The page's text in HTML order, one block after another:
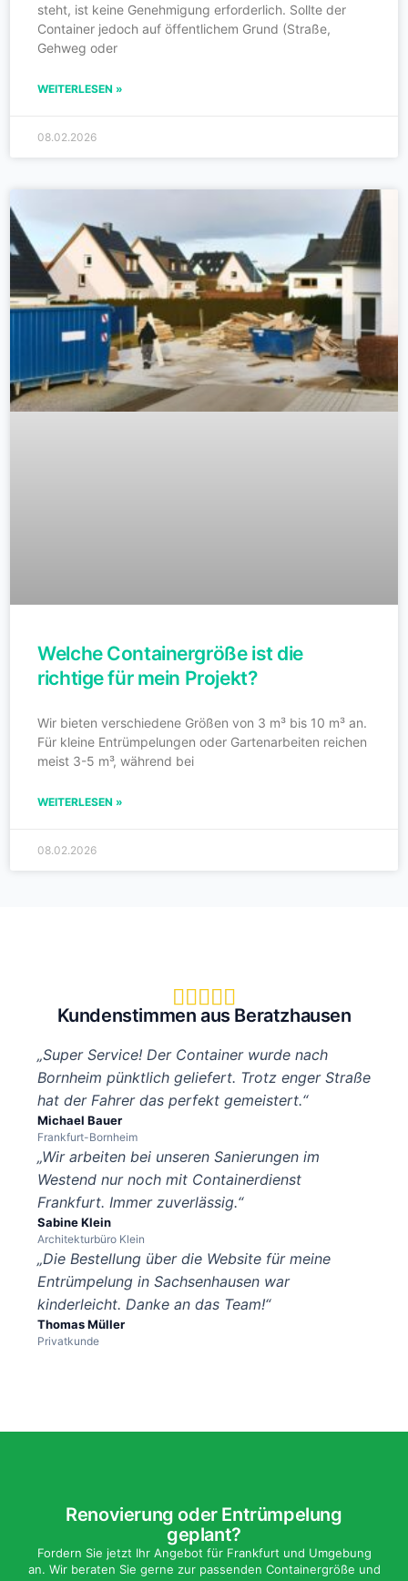
steht, ist keine Genehmigung erforderlich. Sollte der
Container jedoch auf öffentlichem Grund (Straße,
Gehweg oder
WEITERLESEN »
08.02.2026
Welche Containergröße ist die
richtige für mein Projekt?
Wir bieten verschiedene Größen von 3 m³ bis 10 m³ an.
Für kleine Entrümpelungen oder Gartenarbeiten reichen
meist 3-5 m³, während bei
WEITERLESEN »
08.02.2026
    
Kundenstimmen aus Beratzhausen
„Super Service! Der Container wurde nach
Bornheim pünktlich geliefert. Trotz enger Straße
hat der Fahrer das perfekt gemeistert.“
Michael Bauer
Frankfurt-Bornheim
„Wir arbeiten bei unseren Sanierungen im
Westend nur noch mit Containerdienst
Frankfurt. Immer zuverlässig.“
Sabine Klein
Architekturbüro Klein
„Die Bestellung über die Website für meine
Entrümpelung in Sachsenhausen war
kinderleicht. Danke an das Team!“
Thomas Müller
Privatkunde
Renovierung oder Entrümpelung
geplant?
Fordern Sie jetzt Ihr Angebot für Frankfurt und Umgebung
an. Wir beraten Sie gerne zur passenden Containergröße und